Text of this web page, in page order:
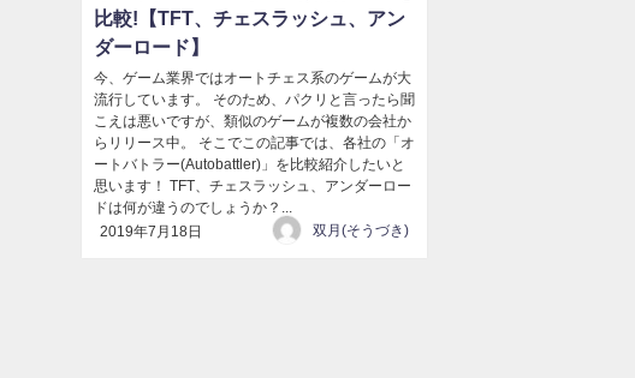
比較!【TFT、チェスラッシュ、アン
ダーロード】
今、ゲーム業界ではオートチェス系のゲームが大
流行しています。 そのため、パクリと言ったら聞
こえは悪いですが、類似のゲームが複数の会社か
らリリース中。 そこでこの記事では、各社の「オ
ートバトラー(Autobattler)」を比較紹介したいと
思います！ TFT、チェスラッシュ、アンダーロー
ドは何が違うのでしょうか？...
2019年7月18日
双月(そうづき)